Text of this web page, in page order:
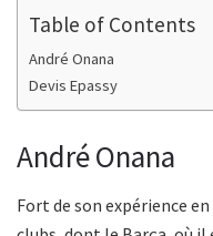
Table of Contents
André Onana
Devis Epassy
André Onana
Fort de son expérience